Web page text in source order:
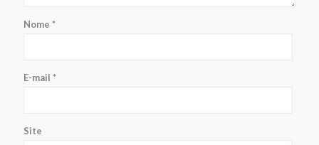
Nome *
E-mail *
Site